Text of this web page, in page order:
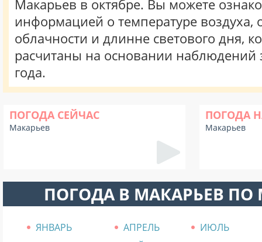
Макарьев в октябре. Вы можете
информацией о температуре воздуха,
облачности и длинне светового дня,
расчитаны на основании наблюдений
года.
ПОГОДА СЕЙЧАС
Макарьев
ПОГОДА
Макарьев
ПОГОДА В МАКАРЬЕВ
ЯНВАРЬ АПРЕЛЬ
ИЮЛЬ